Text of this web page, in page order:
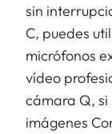
sin
C, puedes
micrófonos
vídeo
cámara Q, si
imágenes